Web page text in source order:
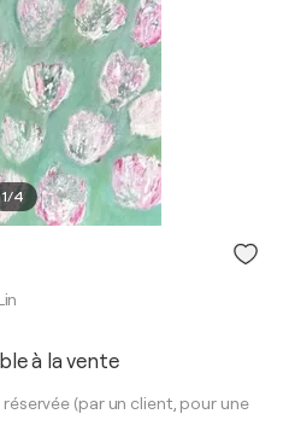
1/4
à la vente
(par un client, pour une